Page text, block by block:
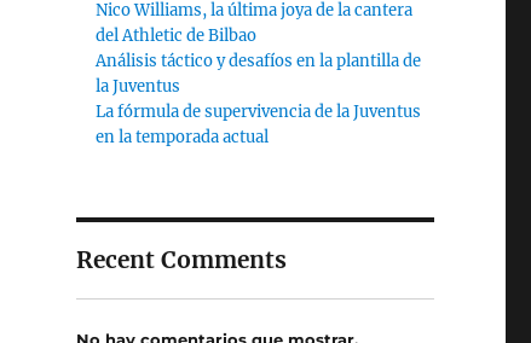
Nico Williams, la última joya de la cantera
del Athletic de Bilbao
Análisis táctico y desafíos en la plantilla de
la Juventus
La fórmula de supervivencia de la Juventus
en la temporada actual
Recent Comments
No hay comentarios que mostrar.